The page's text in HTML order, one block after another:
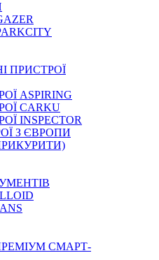
ПРИСТРОЇ
ASPIRING
CARKU
INSPECTOR
З ЄВРОПИ
СМАРТ-